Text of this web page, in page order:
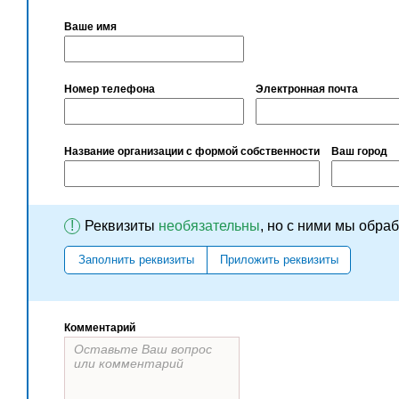
Ваше имя
Номер телефона Электронная почта
Название организации с формой собственности Ваш город
! Реквизиты необязательны, но с ними мы
Заполнить реквизиты Приложить реквизиты
Комментарий